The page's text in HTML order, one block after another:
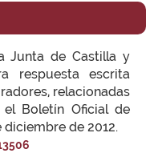
Junta de Castilla y
respuesta escrita
relacionadas
Boletín Oficial de
diciembre de 2012.